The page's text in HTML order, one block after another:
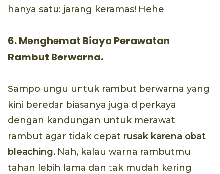
hanya satu: jarang keramas! Hehe.
6. Menghemat Biaya Perawatan
Rambut Berwarna.
Sampo ungu untuk rambut berwarna yang
kini beredar biasanya juga diperkaya
dengan kandungan untuk merawat
rambut agar tidak cepat rusak karena obat
bleaching. Nah, kalau warna rambutmu
tahan lebih lama dan tak mudah kering